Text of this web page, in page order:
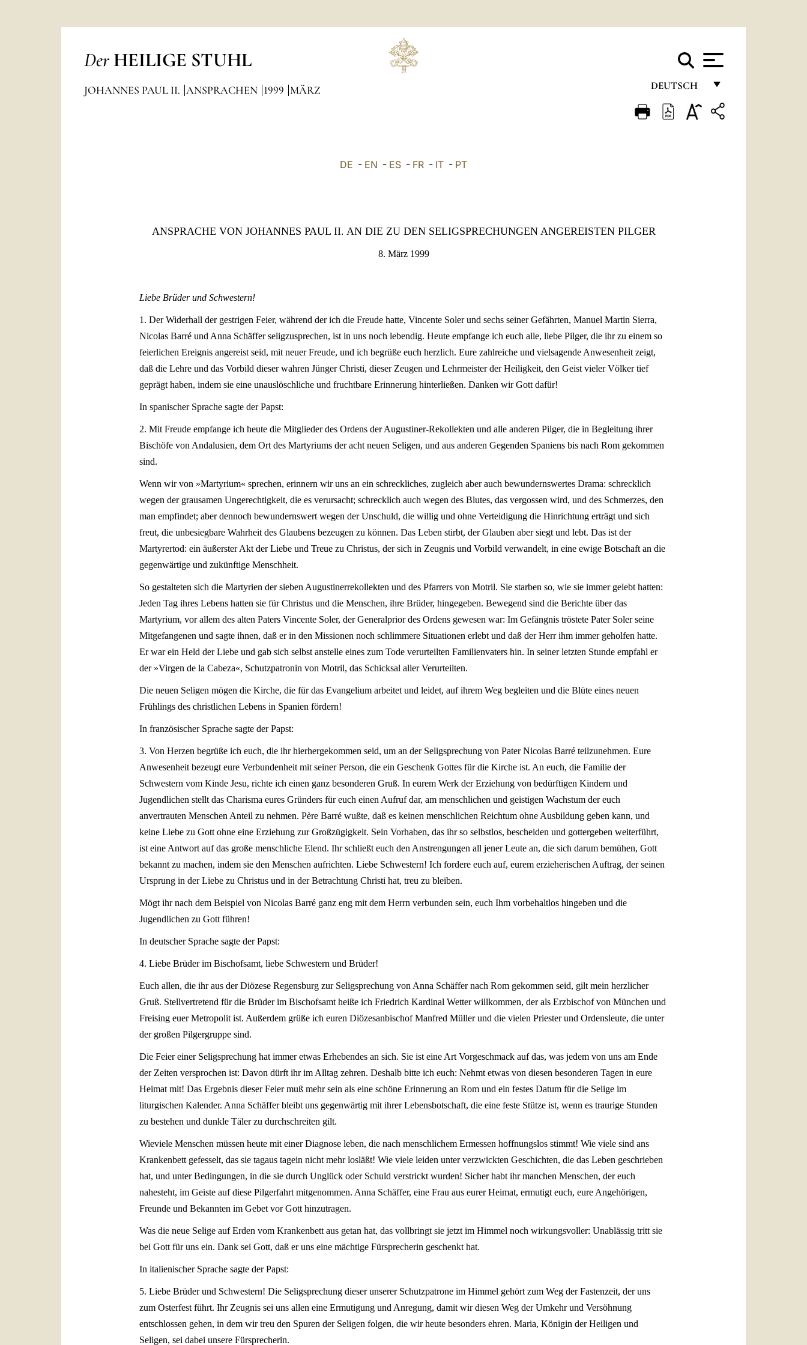
Der HEILIGE STUHL
DEUTSCH
FRANÇAIS
DEUTSCH
LATINE
JOHANNES PAUL II. ANSPRACHEN 1999 MÄRZ
DE - EN - ES - FR - IT - PT
ANSPRACHE VON JOHANNES PAUL II. AN DIE ZU DEN SELIGSPRECHUNGEN ANGEREISTEN PILGER
8. März 1999
Liebe Brüder und Schwestern!
1. Der Widerhall der gestrigen Feier, während der ich die Freude hatte, Vincente Soler und sechs seiner Gefährten, Manuel Martin Sierra,
Nicolas Barré und Anna Schäffer seligzusprechen, ist in uns noch lebendig. Heute empfange ich euch alle, liebe Pilger, die ihr zu einem so
feierlichen Ereignis angereist seid, mit neuer Freude, und ich begrüße euch herzlich. Eure zahlreiche und vielsagende Anwesenheit zeigt,
daß die Lehre und das Vorbild dieser wahren Jünger Christi, dieser Zeugen und Lehrmeister der Heiligkeit, den Geist vieler Völker tief
geprägt haben, indem sie eine unauslöschliche und fruchtbare Erinnerung hinterließen. Danken wir Gott dafür!
In spanischer Sprache sagte der Papst:
2. Mit Freude empfange ich heute die Mitglieder des Ordens der Augustiner-Rekollekten und alle anderen Pilger, die in Begleitung ihrer
Bischöfe von Andalusien, dem Ort des Martyriums der acht neuen Seligen, und aus anderen Gegenden Spaniens bis nach Rom gekommen
sind.
Wenn wir von »Martyrium« sprechen, erinnern wir uns an ein schreckliches, zugleich aber auch bewundernswertes Drama: schrecklich
wegen der grausamen Ungerechtigkeit, die es verursacht; schrecklich auch wegen des Blutes, das vergossen wird, und des Schmerzes, den
man empfindet; aber dennoch bewundernswert wegen der Unschuld, die willig und ohne Verteidigung die Hinrichtung erträgt und sich
freut, die unbesiegbare Wahrheit des Glaubens bezeugen zu können. Das Leben stirbt, der Glauben aber siegt und lebt. Das ist der
Martyrertod: ein äußerster Akt der Liebe und Treue zu Christus, der sich in Zeugnis und Vorbild verwandelt, in eine ewige Botschaft an die
gegenwärtige und zukünftige Menschheit.
So gestalteten sich die Martyrien der sieben Augustinerrekollekten und des Pfarrers von Motril. Sie starben so, wie sie immer gelebt hatten:
Jeden Tag ihres Lebens hatten sie für Christus und die Menschen, ihre Brüder, hingegeben. Bewegend sind die Berichte über das
Martyrium, vor allem des alten Paters Vincente Soler, der Generalprior des Ordens gewesen war: Im Gefängnis tröstete Pater Soler seine
Mitgefangenen und sagte ihnen, daß er in den Missionen noch schlimmere Situationen erlebt und daß der Herr ihm immer geholfen hatte.
Er war ein Held der Liebe und gab sich selbst anstelle eines zum Tode verurteilten Familienvaters hin. In seiner letzten Stunde empfahl er
der »Virgen de la Cabeza«, Schutzpatronin von Motril, das Schicksal aller Verurteilten.
Die neuen Seligen mögen die Kirche, die für das Evangelium arbeitet und leidet, auf ihrem Weg begleiten und die Blüte eines neuen
Frühlings des christlichen Lebens in Spanien fördern!
In französischer Sprache sagte der Papst:
3. Von Herzen begrüße ich euch, die ihr hierhergekommen seid, um an der Seligsprechung von Pater Nicolas Barré teilzunehmen. Eure
Anwesenheit bezeugt eure Verbundenheit mit seiner Person, die ein Geschenk Gottes für die Kirche ist. An euch, die Familie der
Schwestern vom Kinde Jesu, richte ich einen ganz besonderen Gruß. In eurem Werk der Erziehung von bedürftigen Kindern und
Jugendlichen stellt das Charisma eures Gründers für euch einen Aufruf dar, am menschlichen und geistigen Wachstum der euch
anvertrauten Menschen Anteil zu nehmen. Père Barré wußte, daß es keinen menschlichen Reichtum ohne Ausbildung geben kann, und
keine Liebe zu Gott ohne eine Erziehung zur Großzügigkeit. Sein Vorhaben, das ihr so selbstlos, bescheiden und gottergeben weiterführt,
ist eine Antwort auf das große menschliche Elend. Ihr schließt euch den Anstrengungen all jener Leute an, die sich darum bemühen, Gott
bekannt zu machen, indem sie den Menschen aufrichten. Liebe Schwestern! Ich fordere euch auf, eurem erzieherischen Auftrag, der seinen
Ursprung in der Liebe zu Christus und in der Betrachtung Christi hat, treu zu bleiben.
Mögt ihr nach dem Beispiel von Nicolas Barré ganz eng mit dem Herrn verbunden sein, euch Ihm vorbehaltlos hingeben und die
Jugendlichen zu Gott führen!
In deutscher Sprache sagte der Papst:
4. Liebe Brüder im Bischofsamt, liebe Schwestern und Brüder!
Euch allen, die ihr aus der Diözese Regensburg zur Seligsprechung von Anna Schäffer nach Rom gekommen seid, gilt mein herzlicher
Gruß. Stellvertretend für die Brüder im Bischofsamt heiße ich Friedrich Kardinal Wetter willkommen, der als Erzbischof von München und
Freising euer Metropolit ist. Außerdem grüße ich euren Diözesanbischof Manfred Müller und die vielen Priester und Ordensleute, die unter
der großen Pilgergruppe sind.
Die Feier einer Seligsprechung hat immer etwas Erhebendes an sich. Sie ist eine Art Vorgeschmack auf das, was jedem von uns am Ende
der Zeiten versprochen ist: Davon dürft ihr im Alltag zehren. Deshalb bitte ich euch: Nehmt etwas von diesen besonderen Tagen in eure
Heimat mit! Das Ergebnis dieser Feier muß mehr sein als eine schöne Erinnerung an Rom und ein festes Datum für die Selige im
liturgischen Kalender. Anna Schäffer bleibt uns gegenwärtig mit ihrer Lebensbotschaft, die eine feste Stütze ist, wenn es traurige Stunden
zu bestehen und dunkle Täler zu durchschreiten gilt.
Wieviele Menschen müssen heute mit einer Diagnose leben, die nach menschlichem Ermessen hoffnungslos stimmt! Wie viele sind ans
Krankenbett gefesselt, das sie tagaus tagein nicht mehr losläßt! Wie viele leiden unter verzwickten Geschichten, die das Leben geschrieben
hat, und unter Bedingungen, in die sie durch Unglück oder Schuld verstrickt wurden! Sicher habt ihr manchen Menschen, der euch
nahesteht, im Geiste auf diese Pilgerfahrt mitgenommen. Anna Schäffer, eine Frau aus eurer Heimat, ermutigt euch, eure Angehörigen,
Freunde und Bekannten im Gebet vor Gott hinzutragen.
Was die neue Selige auf Erden vom Krankenbett aus getan hat, das vollbringt sie jetzt im Himmel noch wirkungsvoller: Unablässig tritt sie
bei Gott für uns ein. Dank sei Gott, daß er uns eine mächtige Fürsprecherin geschenkt hat.
In italienischer Sprache sagte der Papst:
5. Liebe Brüder und Schwestern! Die Seligsprechung dieser unserer Schutzpatrone im Himmel gehört zum Weg der Fastenzeit, der uns
zum Osterfest führt. Ihr Zeugnis sei uns allen eine Ermutigung und Anregung, damit wir diesen Weg der Umkehr und Versöhnung
entschlossen gehen, in dem wir treu den Spuren der Seligen folgen, die wir heute besonders ehren. Maria, Königin der Heiligen und
Seligen, sei dabei unsere Fürsprecherin.